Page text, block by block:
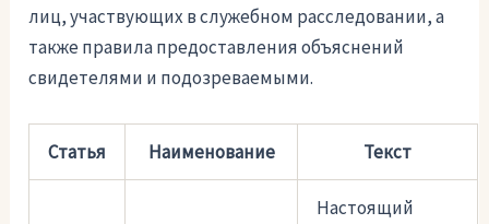
лиц, участвующих в служебном расследовании, а
также правила предоставления объяснений
свидетелями и подозреваемыми.
Статья Наименование Текст
Настоящий